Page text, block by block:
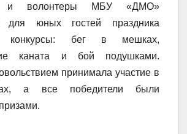
и волонтеры МБУ «ДМО»
для юных гостей праздника
конкурсы: бег в мешках,
каната и бой подушками.
принимала участие в
а все победители были